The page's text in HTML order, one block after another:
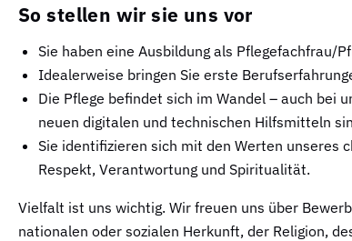
So stellen wir sie uns vor
Sie haben eine Ausbildung als Pflegefachfrau/
Idealerweise bringen Sie erste
Die Pflege befindet sich im Wandel – auch bei
neuen digitalen und technischen Hilfsmitteln
Sie identifizieren sich mit den Werten unseres
Respekt, Verantwortung und Spiritualität.
Vielfalt ist uns wichtig. Wir freuen uns über
nationalen oder sozialen Herkunft, der Religion,